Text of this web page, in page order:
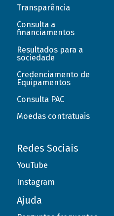
Transparência
Consulta a
financiamentos
Resultados para a
sociedade
Credenciamento de
Equipamentos
Consulta PAC
Moedas contratuais
Redes Sociais
YouTube
Instagram
Ajuda